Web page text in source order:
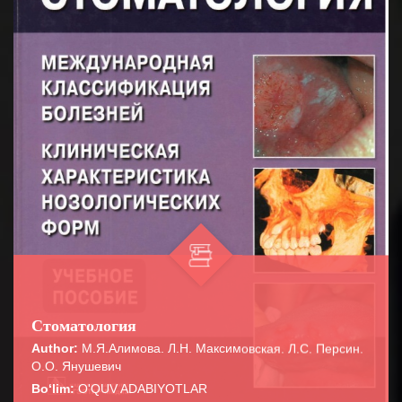
Стоматология
Author: М.Я.Алимова. Л.Н. Максимовская. Л.С. Персин.
О.О. Янушевич
Bo‘lim: O'QUV ADABIYOTLAR